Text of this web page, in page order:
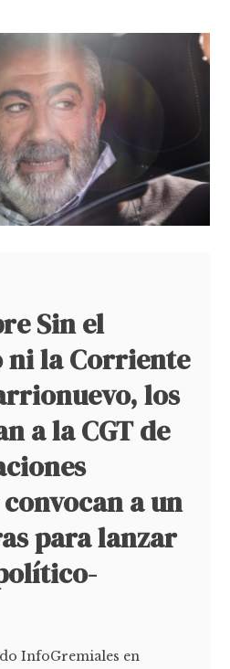
Sin el
ni la Corriente
los
a la CGT de
a un
para lanzar
InfoGremiales en